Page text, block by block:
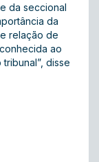
da seccional
da
relação de
ao
disse